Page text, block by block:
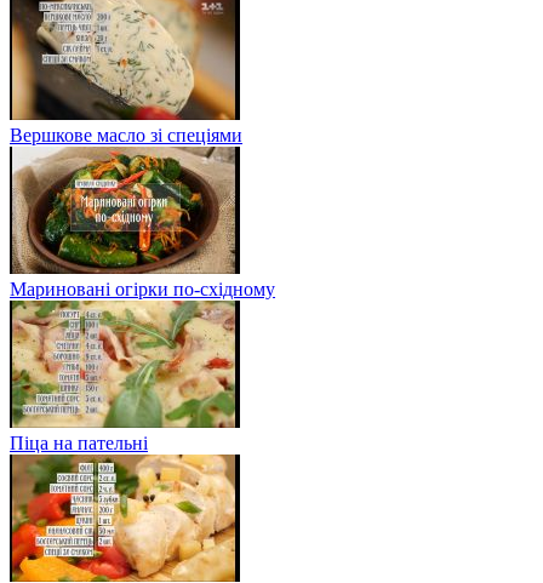
Вершкове масло зі спеціями
Мариновані огірки по-східному
Піца на пательні